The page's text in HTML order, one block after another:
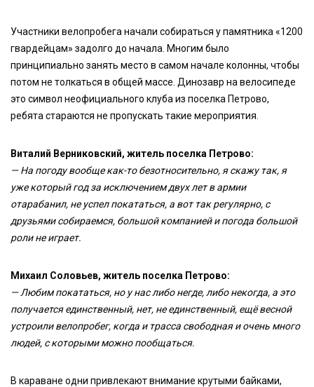
Участники велопробега начали собираться у памятника «1200
гвардейцам» задолго до начала. Многим было
принципиально занять место в самом начале колонны, чтобы
потом не толкаться в общей массе. Динозавр на велосипеде
это символ неофициального клуба из поселка Петрово,
ребята стараются не пропускать такие мероприятия.
Виталий Верниковский, житель поселка Петрово:
— На погоду вообще как-то безотносительно, я скажу так, я
уже который год за исключением двух лет в армии
отарабанил, не успел покататься, а вот так регулярно, с
друзьями собираемся, большой компанией и погода большой
роли не играет.
Михаил Соловьев, житель поселка Петрово:
— Любим покататься, но у нас либо негде, либо некогда, а это
получается единственный, нет, не единственный, ещё весной
устроили велопробег, когда и трасса свободная и очень много
людей, с которыми можно пообщаться.
В караване одни привлекают внимание крутыми байками,